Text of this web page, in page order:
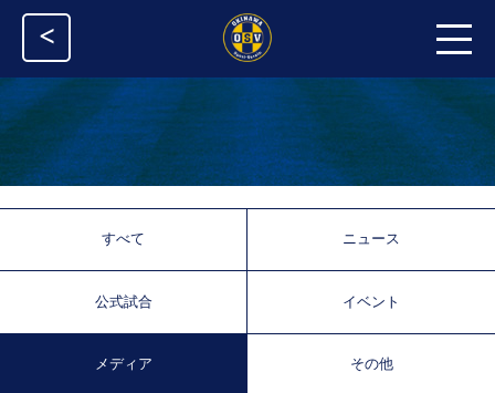
<
すべて ニュース
公式試合 イベント
メディア その他